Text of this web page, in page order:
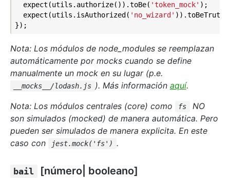
  expect(utils.authorize()).toBe(
'token_mock' );
  expect(utils.isAuthorized(
'no_wizard'
Nota: Los módulos de node_modules se reemplazan
automáticamente por mocks cuando se define
manualmente un mock en su lugar (p.e.
__mocks__/lodash.js ). Más información aquí.
Nota: Los módulos centrales (core) como
fs
NO
son simulados (mocked) de manera automática. Pero
pueden ser simulados de manera explicita. En este
caso con
jest.mock('fs') .
bail [número| booleano]